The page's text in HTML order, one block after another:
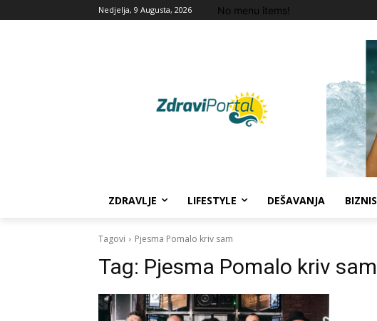
Nedjelja, 9 Augusta, 2026 No menu items!
ZDRAVLJE LIFESTYLE DEŠAVANJA BIZNIS
Tagovi Pjesma Pomalo kriv sam
Tag: Pjesma Pomalo kriv sam